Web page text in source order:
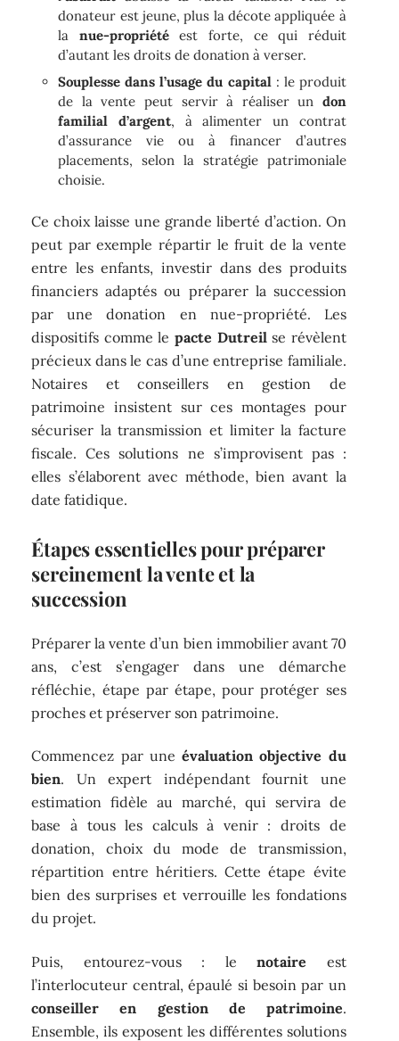
donateur est jeune, plus la décote appliquée à
la nue-propriétéest forte, ce qui réduit
d’autant les droits de donation à verser.
Souplesse dans l’usage du capital: le produit
de la vente peut servir à réaliser un don
familial d’argent, à alimenter un contrat
d’assurance vie ou à financer d’autres
placements, selon la stratégie patrimoniale
choisie.
Ce choix laisse une grande liberté d’action. On
peut par exemple répartir le fruit de la vente
entre les enfants, investir dans des produits
financiers adaptés ou préparer la succession
par une donation en nue-propriété. Les
dispositifs comme le pacte Dutreilse révèlent
précieux dans le cas d’une entreprise familiale.
Notaires et conseillers en gestion de
patrimoine insistent sur ces montages pour
sécuriser la transmission et limiter la facture
fiscale. Ces solutions ne s’improvisent pas :
elles s’élaborent avec méthode, bien avant la
date fatidique.
Étapes essentielles pour préparer
sereinement la vente et la
succession
Préparer la vente d’un bien immobilier avant 70
ans, c’est s’engager dans une démarche
réfléchie, étape par étape, pour protéger ses
proches et préserver son patrimoine.
Commencez par uneévaluation objective du
bien. Un expert indépendant fournit une
estimation fidèle au marché, qui servira de
base à tous les calculs à venir : droits de
donation, choix du mode de transmission,
répartition entre héritiers. Cette étape évite
bien des surprises et verrouille les fondations
du projet.
Puis, entourez-vous : lenotaire est
l’interlocuteur central, épaulé si besoin par un
conseiller en gestion de patrimoine.
Ensemble, ils exposent les différentes solutions